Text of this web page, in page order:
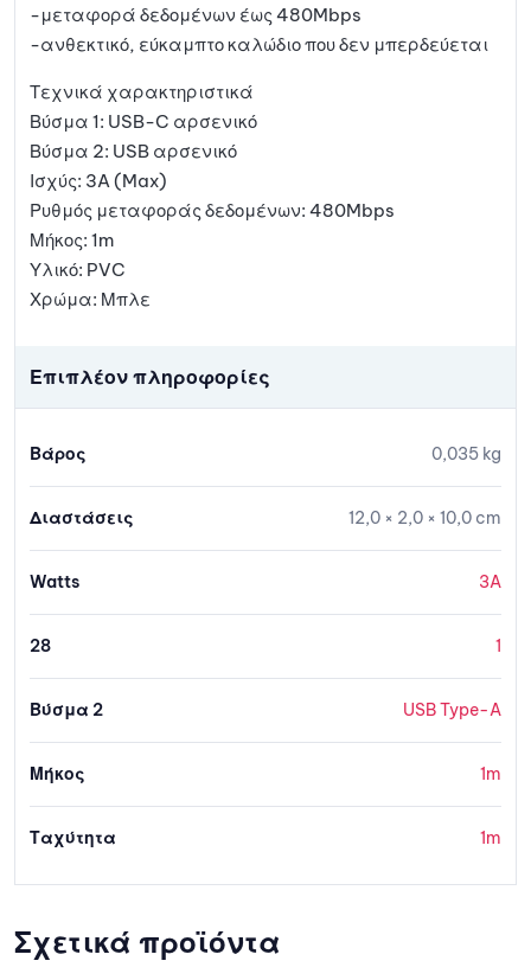
-μεταφορά δεδομένων έως 480Mbps
-ανθεκτικό, εύκαμπτο καλώδιο που δεν μπερδεύεται
Τεχνικά χαρακτηριστικά
Βύσμα 1: USB-C αρσενικό
Βύσμα 2: USB αρσενικό
Ισχύς: 3A (Max)
Ρυθμός μεταφοράς δεδομένων: 480Mbps
Μήκος: 1m
Υλικό: PVC
Χρώμα: Μπλε
Επιπλέον πληροφορίες
Βάρος 0,035 kg
Διαστάσεις 12,0 × 2,0 × 10,0 cm
Watts 3A
28 1
Βύσμα 2 USB Type-A
Μήκος 1m
Ταχύτητα 1m
Σχετικά προϊόντα